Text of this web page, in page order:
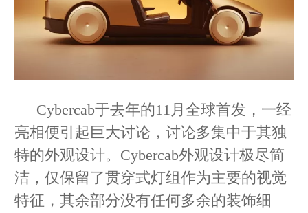
Cybercab于去年的11月全球首发，一经
亮相便引起巨大讨论，讨论多集中于其独
特的外观设计。Cybercab外观设计极尽简
洁，仅保留了贯穿式灯组作为主要的视觉
特征，其余部分没有任何多余的装饰细